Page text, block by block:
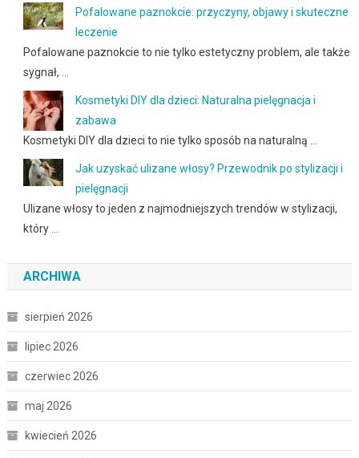
Pofalowane paznokcie: przyczyny, objawy i skuteczne
leczenie
Pofalowane paznokcie to nie tylko estetyczny problem, ale także
sygnał, …
Kosmetyki DIY dla dzieci: Naturalna pielęgnacja i
zabawa
Kosmetyki DIY dla dzieci to nie tylko sposób na naturalną …
Jak uzyskać ulizane włosy? Przewodnik po stylizacji i
pielęgnacji
Ulizane włosy to jeden z najmodniejszych trendów w stylizacji,
który …
ARCHIWA
sierpień 2026
lipiec 2026
czerwiec 2026
maj 2026
kwiecień 2026